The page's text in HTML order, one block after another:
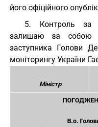
його офіційного
5. Контроль за
залишаю за собою
заступника Голови
моніторингу України
Міністр
В.о.